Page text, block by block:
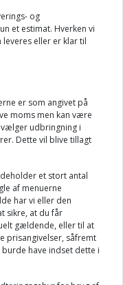
og
et estimat. Hverken vi
eller er klar til
er som angivet på
moms men kan være
udbringning i
Dette vil blive tillagt
et stort antal
af menuerne
har vi eller den
sikre, at du får
gældende, eller til at
prisangivelser, såfremt
have indset dette i